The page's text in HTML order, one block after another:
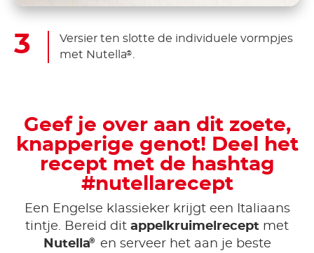
Versier ten slotte de individuele vormpjes
met Nutella® .
Geef je over aan dit zoete,
knapperige genot! Deel het
recept met de hashtag
#nutellarecept
Een Engelse klassieker krijgt een Italiaans
tintje. Bereid dit appelkruimelrecept met
Nutella®
en serveer het aan je beste